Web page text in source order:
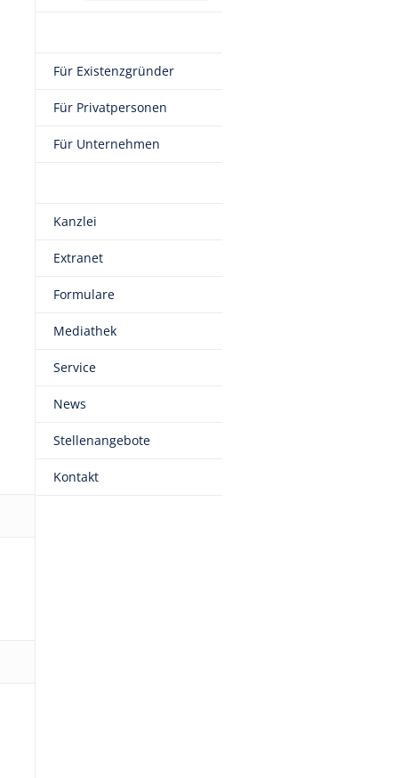
Für Existenzgründer
Für Privatpersonen
Für Unternehmen
Kanzlei
Extranet
Formulare
Mediathek
Service
News
Stellenangebote
Kontakt